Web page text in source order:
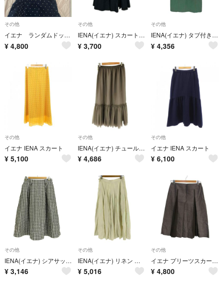
その他
イエナ ランダムドット パネルスカート ネイビー
¥ 4,800
その他
IENA(イエナ) スカート サイズ34 S レディース美品 - 黒 ウエストゴム
¥ 3,700
その他
IENA(イエナ) タブ付き ミッドカーフスカート レディース スカート
¥ 4,356
その他
イエナ IENA スカート
¥ 5,100
その他
IENA(イエナ) チュールデザイン シースルースカート レディース スカート
¥ 4,686
その他
イエナ IENA スカート
¥ 6,100
その他
IENA(イエナ) シアサッカーギンガムチェックスカート レディース スカート
¥ 3,146
その他
IENA(イエナ) リネン フレア ロングスカート レディース スカート フレア
¥ 5,016
その他
イエナ プリーツスカート リネン混 ストレッチ ブランド ボトムス 日本製 レディース 38サイズ ブラック×ブラウン IENA
¥ 4,800